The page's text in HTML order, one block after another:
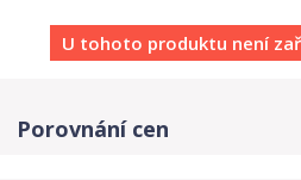
U tohoto produktu není
Porovnání cen